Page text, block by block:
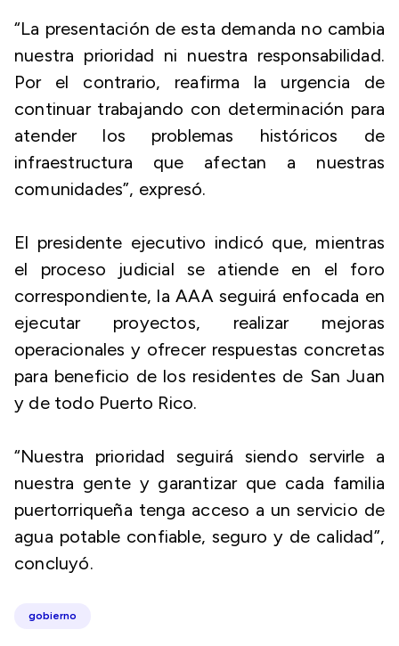
“La presentación de esta demanda no cambia
nuestra prioridad ni nuestra responsabilidad.
Por el contrario, reafirma la urgencia de
continuar trabajando con determinación para
atender los problemas históricos de
infraestructura que afectan a nuestras
comunidades”, expresó.
El presidente ejecutivo indicó que, mientras
el proceso judicial se atiende en el foro
correspondiente, la AAA seguirá enfocada en
ejecutar proyectos, realizar mejoras
operacionales y ofrecer respuestas concretas
para beneficio de los residentes de San Juan
y de todo Puerto Rico.
“Nuestra prioridad seguirá siendo servirle a
nuestra gente y garantizar que cada familia
puertorriqueña tenga acceso a un servicio de
agua potable confiable, seguro y de calidad”,
concluyó.
gobierno